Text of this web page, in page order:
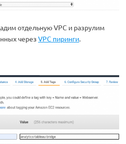
отдельную VPC и разрулим
через VPC пиринги